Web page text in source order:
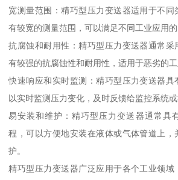
宽测量范围：精巧型压力变送器适用于不
有较宽的测量范围，可以满足不同工业应用的
抗腐蚀和耐用性：精巧型压力变送器通常采
有较强的抗腐蚀性和耐用性，适用于恶劣的工
快速响应和实时监测：精巧型压力变送器具
以实时监测压力变化，及时反馈给监控系统或
易安装和维护：精巧型压力变送器通常具
程，可以方便地安装在液体或气体管道上，
护。
精巧型压力变送器广泛应用于各个工业领域